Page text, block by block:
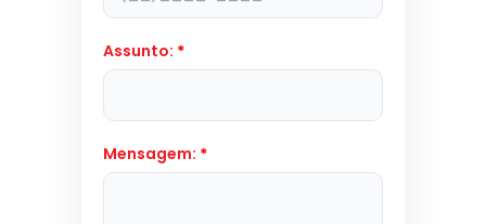
Assunto: *
Mensagem: *